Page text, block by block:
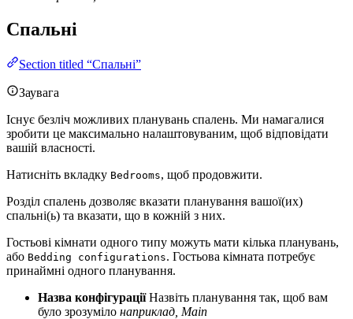
Спальні
Section titled “Спальні”
Заувага
Існує безліч можливих планувань спалень. Ми намагалися
зробити це максимально налаштовуваним, щоб відповідати
вашій власності.
Натисніть вкладку Bedrooms, щоб продовжити.
Розділ спалень дозволяє вказати планування вашої(их)
спальні(ь) та вказати, що в кожній з них.
Гостьові кімнати одного типу можуть мати кілька планувань,
або Bedding configurations. Гостьова кімната потребує
принаймні одного планування.
Назва конфігураціїНазвіть планування так, щоб вам
було зрозуміло наприклад, Main